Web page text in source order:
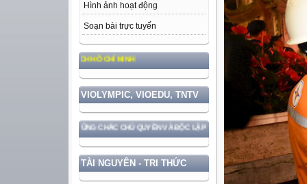
Hình ảnh hoạt động
Soạn bài trực tuyến
PHONG CÁCH HỒ CHÍ MINH
VIOLYMPIC, VIOEDU, TNTV
VỚI BẢO VỆ VỮNG CHẮC CHỦ QUYỀN VÀ ĐỘC LẬP DÂN TỘC!
TÀI NGUYÊN - TRI THỨC